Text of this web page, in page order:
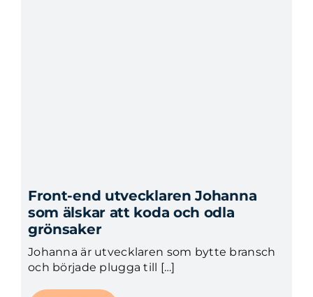
Front-end utvecklaren Johanna
som älskar att koda och odla
grönsaker
Johanna är utvecklaren som bytte bransch
och började plugga till […]